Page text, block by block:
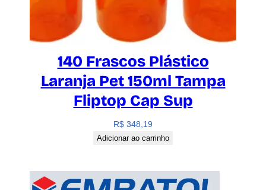
140 Frascos Plástico
Laranja Pet 150ml Tampa
Fliptop Cap Sup
R$ 348,19
Adicionar ao carrinho